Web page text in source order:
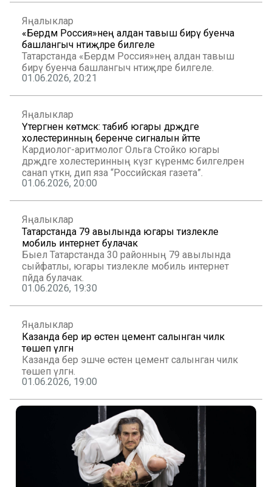
Яңалыклар
«Бердәм Россия»нең алдан тавыш бирү буенча
башлангыч нәтиҗәләре билгеле
Татарстанда «Бердәм Россия»нең алдан тавыш
бирү буенча башлангыч нәтиҗәләре билгеле.
01.06.2026, 20:21
Яңалыклар
Үтергәнен көтмәскә: табиб югары дәрәҗәдәге
холестеринның беренче сигналын әйтте
Кардиолог-аритмолог Ольга Стойко югары
дәрәҗәдәге холестеринның күзгә күренмәс билгеләрен
санап үткән, дип яза “Российская газета”.
01.06.2026, 20:00
Яңалыклар
Татарстанда 79 авылында югары тизлекле
мобиль интернет булачак
Быел Татарстанда 30 районның 79 авылында
сыйфатлы, югары тизлекле мобиль интернет
пәйда булачак.
01.06.2026, 19:30
Яңалыклар
Казанда бер ир өстенә цемент салынган чиләк
төшеп үлгән
Казанда бер эшче өстенә цемент салынган чиләк
төшеп үлгән.
01.06.2026, 19:00